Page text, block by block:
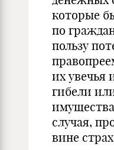
которые
по
пользу
их увечья
гибели
случая,
вине